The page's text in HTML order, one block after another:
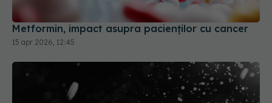
Metformin, impact asupra pacienților cu cancer
15 apr 2026, 12:45